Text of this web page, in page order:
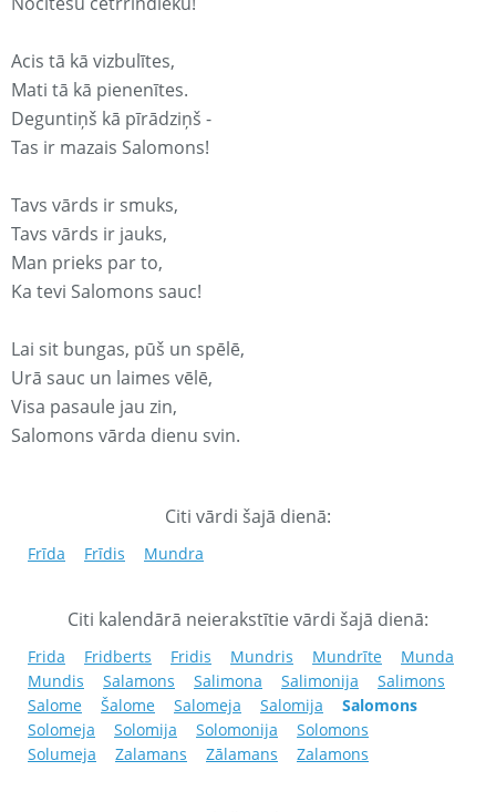
Acis tā kā vizbulītes,
Mati tā kā pienenītes.
Deguntiņš kā pīrādziņš -
Tas ir mazais Salomons!
Tavs vārds ir smuks,
Tavs vārds ir jauks,
Man prieks par to,
Ka tevi Salomons sauc!
Lai sit bungas, pūš un spēlē,
Urā sauc un laimes vēlē,
Visa pasaule jau zin,
Salomons vārda dienu svin.
Citi vārdi šajā dienā:
Frīda Frīdis Mundra
Citi kalendārā neierakstītie vārdi šajā dienā:
Frida Fridberts Fridis Mundris Mundrīte
Munda
Mundis
Salamons Salimona Salimonija
Salimons
Salome
Šalome Salomeja Salomija
Salomons
Solomeja
Solomija Solomonija
Solomons
Solumeja
Zalamans Zālamans Zalamons